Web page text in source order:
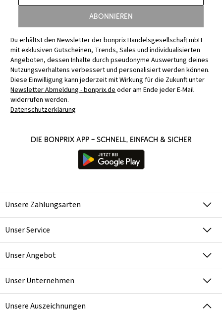
Abonnieren
Du erhältst den Newsletter der bonprix Handelsgesellschaft mbH
mit exklusiven Gutscheinen, Trends, Sales und individualisierten
Angeboten, dessen Inhalte durch pseudonyme Auswertung deines
Nutzungsverhaltens verbessert und personalisiert werden können.
Diese Einwilligung kann jederzeit mit Wirkung für die Zukunft unter
Newsletter Abmeldung - bonprix.de oder am Ende jeder E-Mail
widerrufen werden.
Datenschutzerklärung
Die bonprix App – schnell, einfach & sicher
Unsere Zahlungsarten
Unser Service
Unser Angebot
Unser Unternehmen
Unsere Auszeichnungen